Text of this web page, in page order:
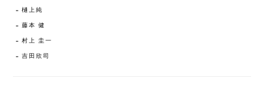
樋上純
藤本 健
村上 圭一
吉田欣司